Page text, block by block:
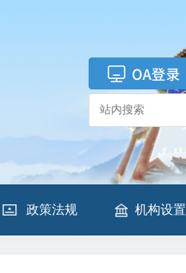
政策法规 机构设置